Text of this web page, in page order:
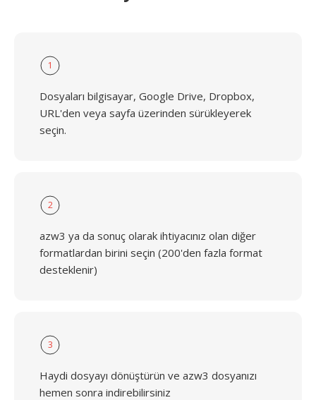
1
Dosyaları bilgisayar, Google Drive, Dropbox,
URL'den veya sayfa üzerinden sürükleyerek
seçin.
2
azw3 ya da sonuç olarak ihtiyacınız olan diğer
formatlardan birini seçin (200'den fazla format
desteklenir)
3
Haydi dosyayı dönüştürün ve azw3 dosyanızı
hemen sonra indirebilirsiniz